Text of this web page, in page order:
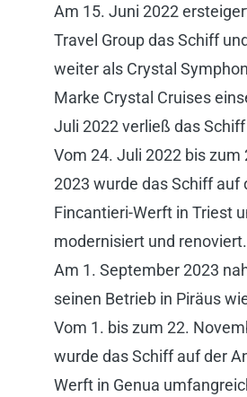
Am 15. Juni 2022
Travel Group das Schiff
weiter als Crystal
Marke Crystal Cruises
Juli 2022 verließ das
Vom 24. Juli 2022 bis zum
2023 wurde das Schiff auf
Fincantieri-Werft in Triest
modernisiert und renoviert.
Am 1. September 2023
seinen Betrieb in Piräus
Vom 1. bis zum 22.
wurde das Schiff auf der
Werft in Genua